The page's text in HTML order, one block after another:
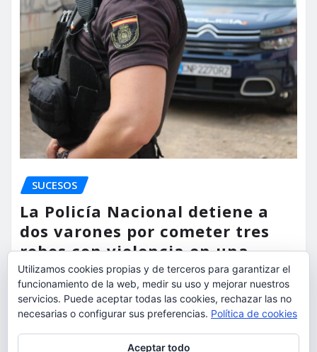
SUCESOS
La Policía Nacional detiene a
dos varones por cometer tres
robos con violencia en una
misma mañana
torrent al dia Ago 7, 2026
Utilizamos cookies propias y de terceros para garantizar el
funcionamiento de la web, medir su uso y mejorar nuestros
servicios. Puede aceptar todas las cookies, rechazar las no
necesarias o configurar sus preferencias. Política de cookies
Aceptar todo